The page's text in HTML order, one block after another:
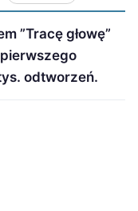
”Tracę głowę”
pierwszego
odtworzeń.